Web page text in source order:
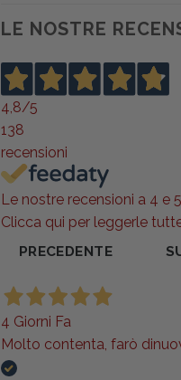
LE NOSTRE
4,8/5
138
recensioni
Le nostre recensioni a 4 e
Clicca qui per leggerle
PRECEDENTE
4 Giorni Fa
Molto contenta, farò